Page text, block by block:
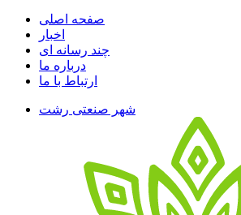
صفحه اصلی
اخبار
چند رسانه ای
درباره ما
ارتباط با ما
شهر صنعتی رشت